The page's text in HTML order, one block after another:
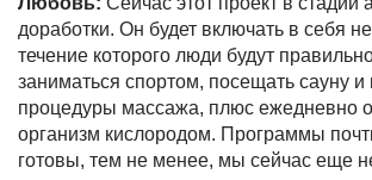
доработки. Он будет включать в себя
течение которого люди будут
заниматься спортом, посещать сауну и
процедуры массажа, плюс ежедневно
организм кислородом. Программы
готовы, тем не менее, мы сейчас еще